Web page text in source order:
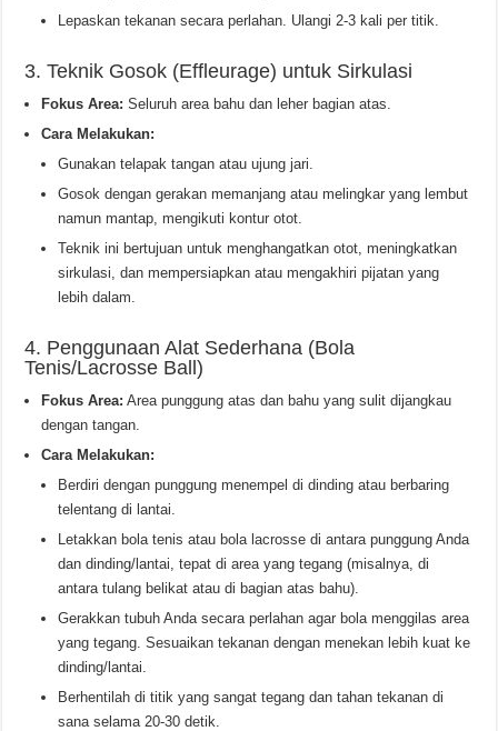
Lepaskan tekanan secara perlahan. Ulangi 2-3 kali per titik.
3. Teknik Gosok (Effleurage) untuk Sirkulasi
Fokus Area: Seluruh area bahu dan leher bagian atas.
Cara Melakukan:
Gunakan telapak tangan atau ujung jari.
Gosok dengan gerakan memanjang atau melingkar yang lembut
namun mantap, mengikuti kontur otot.
Teknik ini bertujuan untuk menghangatkan otot, meningkatkan
sirkulasi, dan mempersiapkan atau mengakhiri pijatan yang
lebih dalam.
4. Penggunaan Alat Sederhana (Bola
Tenis/Lacrosse Ball)
Fokus Area: Area punggung atas dan bahu yang sulit dijangkau
dengan tangan.
Cara Melakukan:
Berdiri dengan punggung menempel di dinding atau berbaring
telentang di lantai.
Letakkan bola tenis atau bola lacrosse di antara punggung Anda
dan dinding/lantai, tepat di area yang tegang (misalnya, di
antara tulang belikat atau di bagian atas bahu).
Gerakkan tubuh Anda secara perlahan agar bola menggilas area
yang tegang. Sesuaikan tekanan dengan menekan lebih kuat ke
dinding/lantai.
Berhentilah di titik yang sangat tegang dan tahan tekanan di
sana selama 20-30 detik.